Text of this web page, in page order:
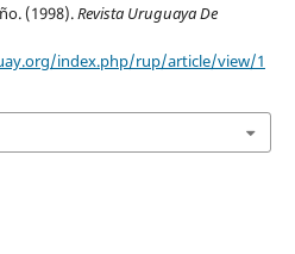
(1998).Revista Uruguaya De
index.php/rup/article/view/1